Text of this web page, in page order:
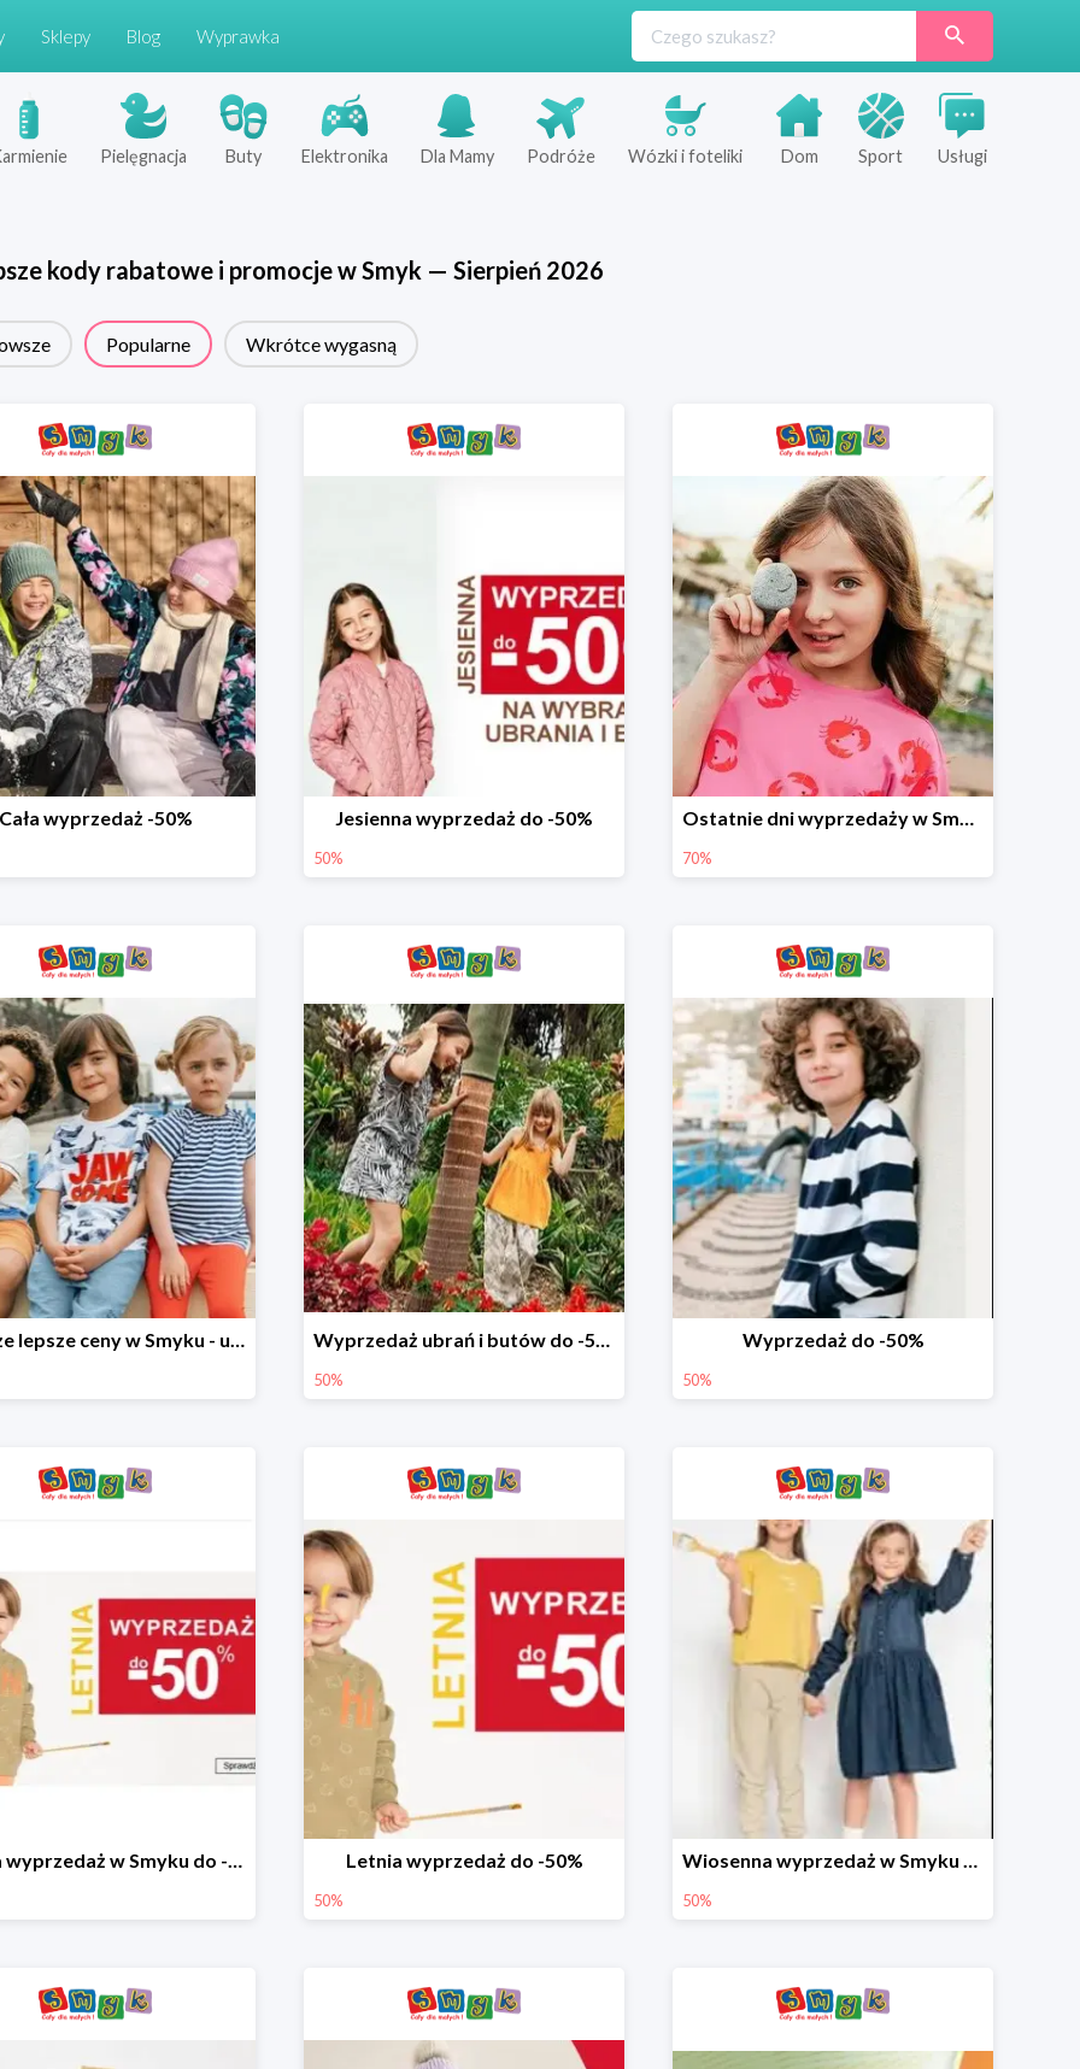
Sklepy Blog Wyprawka
Pielęgnacja Buty Elektronika Dla Mamy Podróże Wózki i foteliki Dom Sport Usługi
kody rabatowe i promocje wSmyk — Sierpień 2026
Popularne Wkrótce wygasną
wyprzedaż -50% Jesienna wyprzedaż do -50%
50%
Ostatnie dni wyprzedaży w Smyku - ubrania i buty do -70%
70%
Jeszcze lepsze ceny w Smyku - ubrania i buty do -70% Wyprzedaż ubrań i butów do -50%
50%
Wyprzedaż do -50%
50%
Letnia wyprzedaż w Smyku do -50% Letnia wyprzedaż do -50%
50%
Wiosenna wyprzedaż w Smyku do -50%
50%